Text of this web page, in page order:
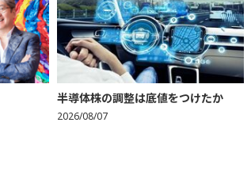
半導体株の調整は底値をつけたか
2026/08/07